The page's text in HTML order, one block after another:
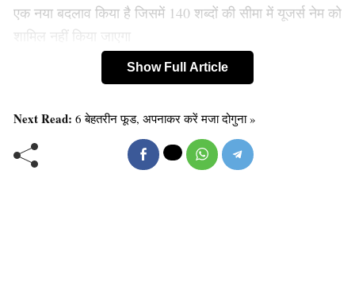
एक नया बदलाव किया है जिसमें 140 शब्दों की सीमा में यूजर्स नेम को
शामिल नहीं किया जाएगा
ट्विटर ने अधिक लोगों को ट्विटर की ओर आकर्षित करने और इस
मंच को इस्तेमाल के लिए आसान बनाने के मकसद से करीब एक साल
Old Random Post
Show Full Article
Next Read: 6 बेहतरीन फूड, अपनाकर करें मजा दोगुना »